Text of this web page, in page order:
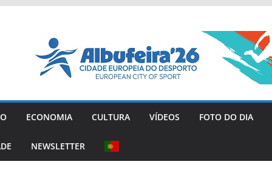
ECONOMIA CULTURA VÍDEOS FOTO DO DIA
NEWSLETTER